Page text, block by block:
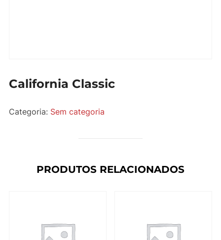
California Classic
Categoria: Sem categoria
PRODUTOS RELACIONADOS